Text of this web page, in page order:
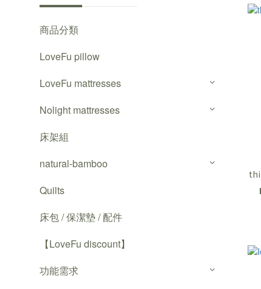
商品分類
LoveFu pillow
LoveFu mattresses
Nolight mattresses
床架組
natural-bamboo
Quilts
床包 / 保潔墊 / 配件
【LoveFu discount】
功能需求